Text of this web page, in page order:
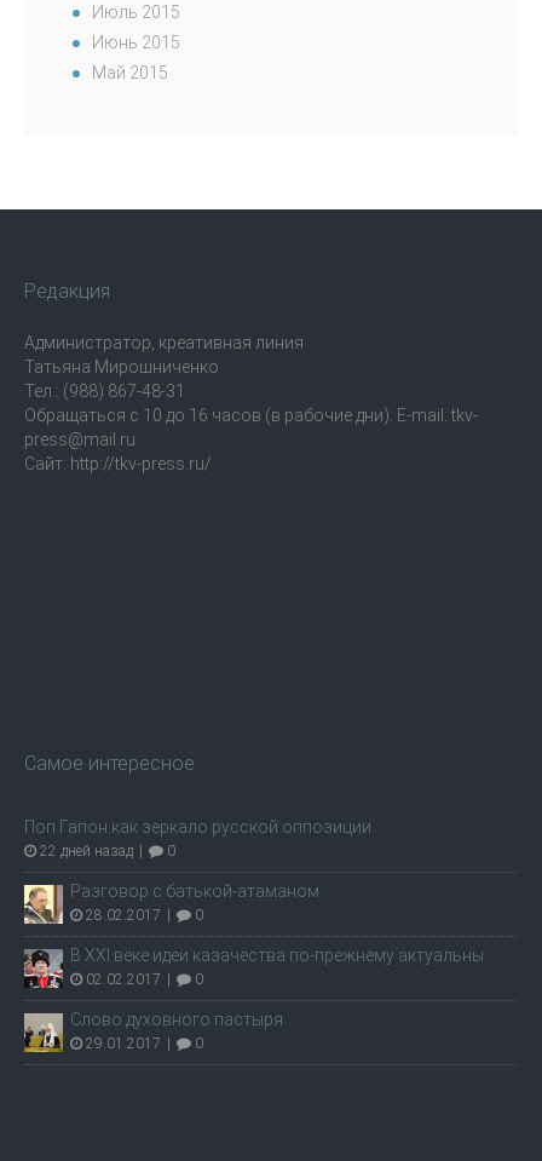
Июль 2015
Июнь 2015
Май 2015
Редакция
Администратор, креативная линия
Татьяна Мирошниченко
Тел.: (988) 867-48-31
Обращаться с 10 до 16 часов (в рабочие дни). E-mail: tkv-
press@mail.ru
Сайт: http://tkv-press.ru/
Самое интересное
Поп Гапон как зеркало русской оппозиции
22 дней назад | 0
Разговор с батькой-атаманом
28.02.2017 | 0
В ХХI веке идеи казачества по-прежнему актуальны
02.02.2017 | 0
Слово духовного пастыря
29.01.2017 | 0